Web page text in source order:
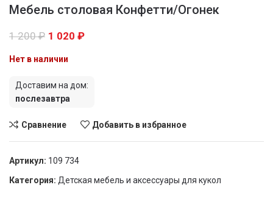
Мебель столовая Конфетти/Огонек
1 200₽ 1 020 ₽
Нет в наличии
Доставим на дом:
послезавтра
Сравнение Добавить в избранное
Артикул: 109 734
Категория: Детская мебель и аксессуары для кукол